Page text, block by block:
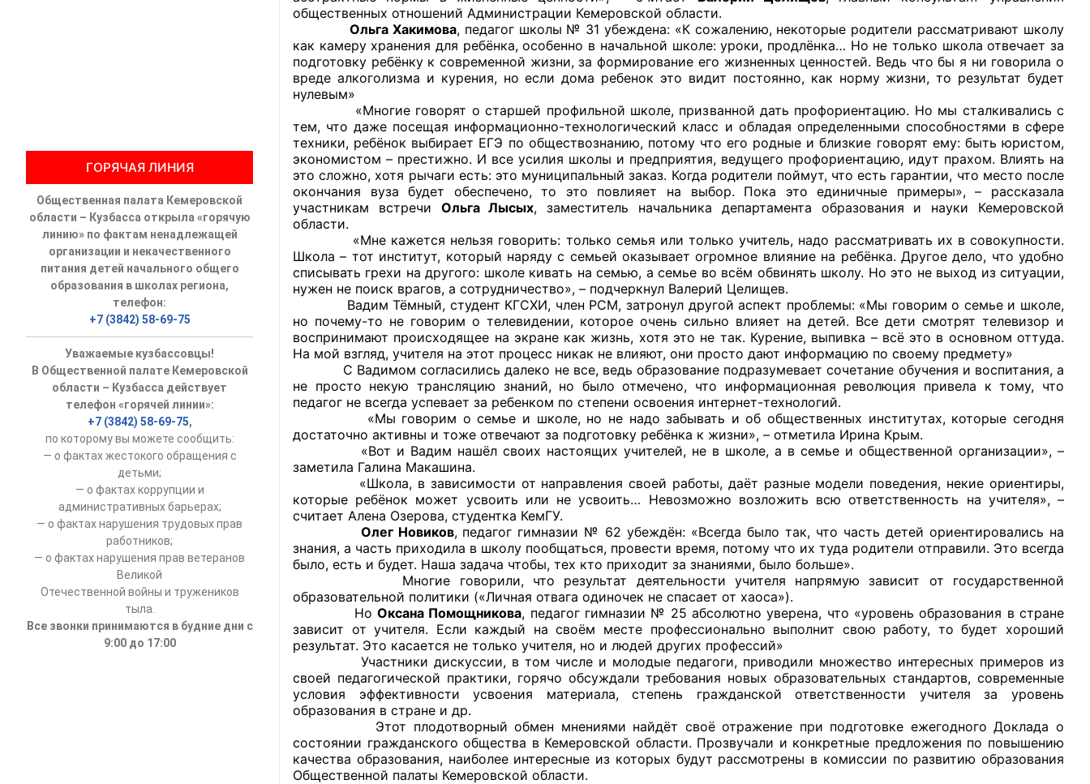
Общественный штаб
Члены ОП КО
Документы ОП КО
Регламент ОП КО
Кодекс этики ОП КО
Положения
Рекомендации
Порядок работы ЦОН
Аппарат ОП КО
УСТАВ ГКУ “АППАРАТ ОП КО”
Доходы руководителя за 2024 г.
общественных отношений Администрации Кемеровской области.
Ольга Хакимова, педагог школы № 31 убеждена: «К сожалению, некоторые родители рассматривают школу
как камеру хранения для ребёнка, особенно в начальной школе: уроки, продлёнка… Но не только школа отвечает за
подготовку ребёнку к современной жизни, за формирование его жизненных ценностей. Ведь что бы я ни говорила о
вреде алкоголизма и курения, но если дома ребенок это видит постоянно, как норму жизни, то результат будет
нулевым»
«Многие говорят о старшей профильной школе, призванной дать профориентацию. Но мы сталкивались с
тем, что даже посещая информационно-технологический класс и обладая определенными способностями в сфере
техники, ребёнок выбирает ЕГЭ по обществознанию, потому что его родные и близкие говорят ему: быть юристом,
экономистом – престижно. И все усилия школы и предприятия, ведущего профориентацию, идут прахом. Влиять на
это сложно, хотя рычаги есть: это муниципальный заказ. Когда родители поймут, что есть гарантии, что место после
окончания вуза будет обеспечено, то это повлияет на выбор. Пока это единичные примеры», – рассказала
участникам встречи Ольга Лысых, заместитель начальника департамента образования и науки Кемеровской
области.
«Мне кажется нельзя говорить: только семья или только учитель, надо рассматривать их в совокупности.
Школа – тот институт, который наряду с семьей оказывает огромное влияние на ребёнка. Другое дело, что удобно
списывать грехи на другого: школе кивать на семью, а семье во всём обвинять школу. Но это не выход из ситуации,
нужен не поиск врагов, а сотрудничество», – подчеркнул Валерий Целищев.
Вадим Тёмный, студент КГСХИ, член РСМ, затронул другой аспект проблемы: «Мы говорим о семье и школе,
но почему-то не говорим о телевидении, которое очень сильно влияет на детей. Все дети смотрят телевизор и
воспринимают происходящее на экране как жизнь, хотя это не так. Курение, выпивка – всё это в основном оттуда.
На мой взгляд, учителя на этот процесс никак не влияют, они просто дают информацию по своему предмету»
С Вадимом согласились далеко не все, ведь образование подразумевает сочетание обучения и воспитания, а
не просто некую трансляцию знаний, но было отмечено, что информационная революция привела к тому, что
педагог не всегда успевает за ребенком по степени освоения интернет-технологий.
«Мы говорим о семье и школе, но не надо забывать и об общественных институтах, которые сегодня
достаточно активны и тоже отвечают за подготовку ребёнка к жизни», – отметила Ирина Крым.
«Вот и Вадим нашёл своих настоящих учителей, не в школе, а в семье и общественной организации», –
заметила Галина Макашина.
«Школа, в зависимости от направления своей работы, даёт разные модели поведения, некие ориентиры,
которые ребёнок может усвоить или не усвоить… Невозможно возложить всю ответственность на учителя», –
считает Алена Озерова, студентка КемГУ.
Олег Новиков, педагог гимназии № 62 убеждён: «Всегда было так, что часть детей ориентировались на
знания, а часть приходила в школу пообщаться, провести время, потому что их туда родители отправили. Это всегда
было, есть и будет. Наша задача чтобы, тех кто приходит за знаниями, было больше».
Многие говорили, что результат деятельности учителя напрямую зависит от государственной
образовательной политики («Личная отвага одиночек не спасает от хаоса»).
Но Оксана Помощникова, педагог гимназии № 25 абсолютно уверена, что «уровень образования в стране
зависит от учителя. Если каждый на своём месте профессионально выполнит свою работу, то будет хороший
результат. Это касается не только учителя, но и людей других профессий»
Участники дискуссии, в том числе и молодые педагоги, приводили множество интересных примеров из
своей педагогической практики, горячо обсуждали требования новых образовательных стандартов, современные
условия эффективности усвоения материала, степень гражданской ответственности учителя за уровень
образования в стране и др.
Этот плодотворный обмен мнениями найдёт своё отражение при подготовке ежегодного Доклада о
состоянии гражданского общества в Кемеровской области. Прозвучали и конкретные предложения по повышению
качества образования, наиболее интересные из которых будут рассмотрены в комиссии по развитию образования
Общественной палаты Кемеровской области.
ГОРЯЧАЯ ЛИНИЯ
Общественная палата Кемеровской
области – Кузбасса открыла «горячую
линию» по фактам ненадлежащей
организации и некачественного
питания детей начального общего
образования в школах региона,
телефон:
+7 (3842) 58-69-75
Уважаемые кузбассовцы!
В Общественной палате Кемеровской
области – Кузбасса действует
телефон «горячей линии»:
+7 (3842) 58-69-75,
по которому вы можете сообщить:
— о фактах жестокого обращения с
детьми;
— о фактах коррупции и
административных барьерах;
— о фактах нарушения трудовых прав
работников;
— о фактах нарушения прав ветеранов
Великой
Отечественной войны и тружеников
тыла.
Все звонки принимаются в будние дни с
9:00 до 17:00